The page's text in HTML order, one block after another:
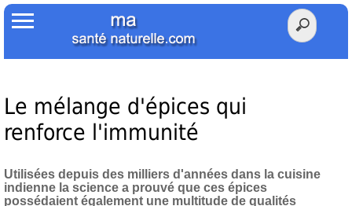
Accueil
Votre Santé
Poids Santé
Herbier
Tests
Le mélange d'épices qui
renforce l'immunité
Utilisées depuis des milliers d'années dans la cuisine
indienne la science a prouvé que ces épices
possédaient également une multitude de qualités